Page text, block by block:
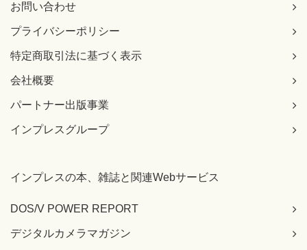
お問い合わせ
プライバシーポリシー
特定商取引法に基づく表示
会社概要
パートナー出版事業
インプレスグループ
インプレスの本、雑誌と関連Webサービス
DOS/V POWER REPORT
デジタルカメラマガジン